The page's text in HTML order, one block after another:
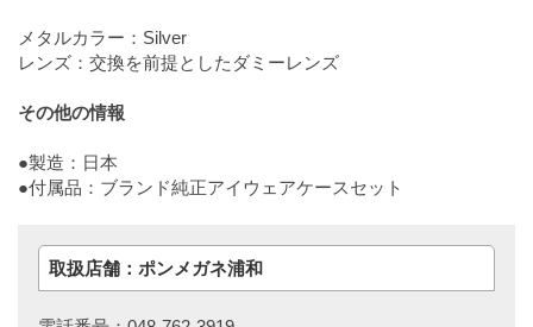
メタルカラー：Silver
レンズ：交換を前提としたダミーレンズ
その他の情報
●製造：日本
●付属品：ブランド純正アイウェアケースセット
取扱店舗：ポンメガネ浦和